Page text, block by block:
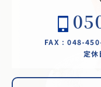
FAX : 048-
定休